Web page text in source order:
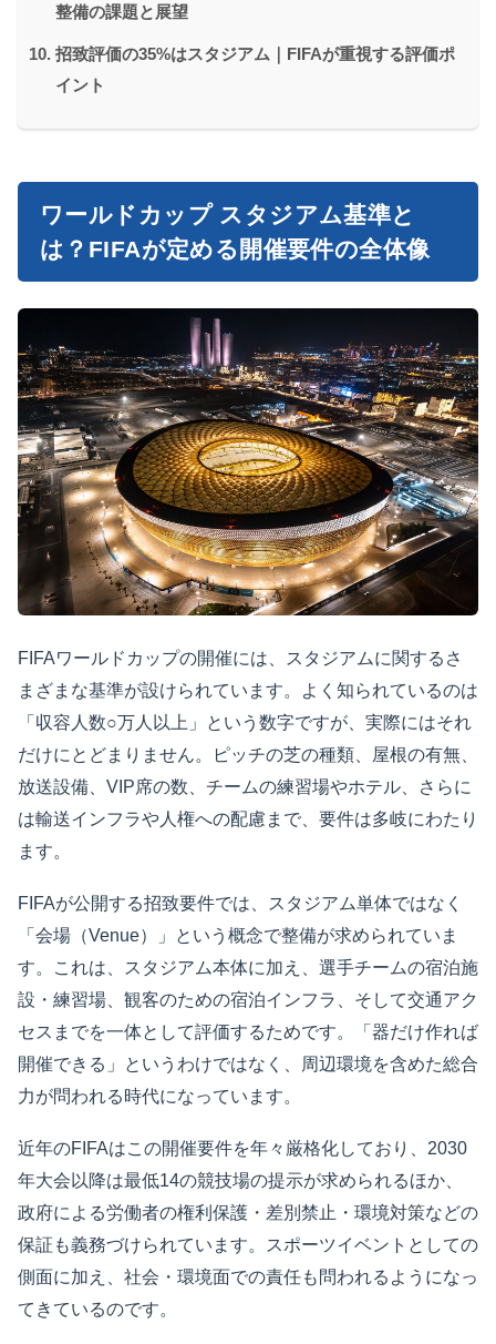
整備の課題と展望
招致評価の35%はスタジアム｜FIFAが重視する評価ポ
イント
ワールドカップ スタジアム基準と
は？FIFAが定める開催要件の全体像
FIFAワールドカップの開催には、スタジアムに関するさ
まざまな基準が設けられています。よく知られているのは
「収容人数○万人以上」という数字ですが、実際にはそれ
だけにとどまりません。ピッチの芝の種類、屋根の有無、
放送設備、VIP席の数、チームの練習場やホテル、さらに
は輸送インフラや人権への配慮まで、要件は多岐にわたり
ます。
FIFAが公開する招致要件では、スタジアム単体ではなく
「会場（Venue）」という概念で整備が求められていま
す。これは、スタジアム本体に加え、選手チームの宿泊施
設・練習場、観客のための宿泊インフラ、そして交通アク
セスまでを一体として評価するためです。「器だけ作れば
開催できる」というわけではなく、周辺環境を含めた総合
力が問われる時代になっています。
近年のFIFAはこの開催要件を年々厳格化しており、2030
年大会以降は最低14の競技場の提示が求められるほか、
政府による労働者の権利保護・差別禁止・環境対策などの
保証も義務づけられています。スポーツイベントとしての
側面に加え、社会・環境面での責任も問われるようになっ
てきているのです。